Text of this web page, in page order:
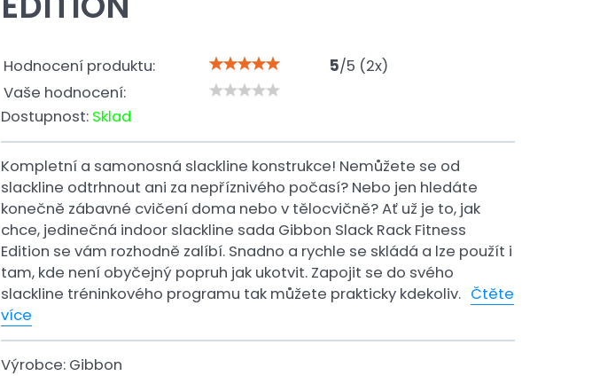
Hodnocení produktu: 5/5 (2x)
Vaše hodnocení:
Dostupnost: Sklad
Kompletní a samonosná slackline konstrukce! Nemůžete se od
slackline odtrhnout ani za nepříznivého počasí? Nebo jen hledáte
konečně zábavné cvičení doma nebo v tělocvičně? Ať už je to, jak
chce, jedinečná indoor slackline sada Gibbon Slack Rack Fitness
Edition se vám rozhodně zalíbí. Snadno a rychle se skládá a lze použít i
tam, kde není obyčejný popruh jak ukotvit. Zapojit se do svého
slackline tréninkového programu tak můžete prakticky kdekoliv. Čtěte
více
Výrobce: Gibbon